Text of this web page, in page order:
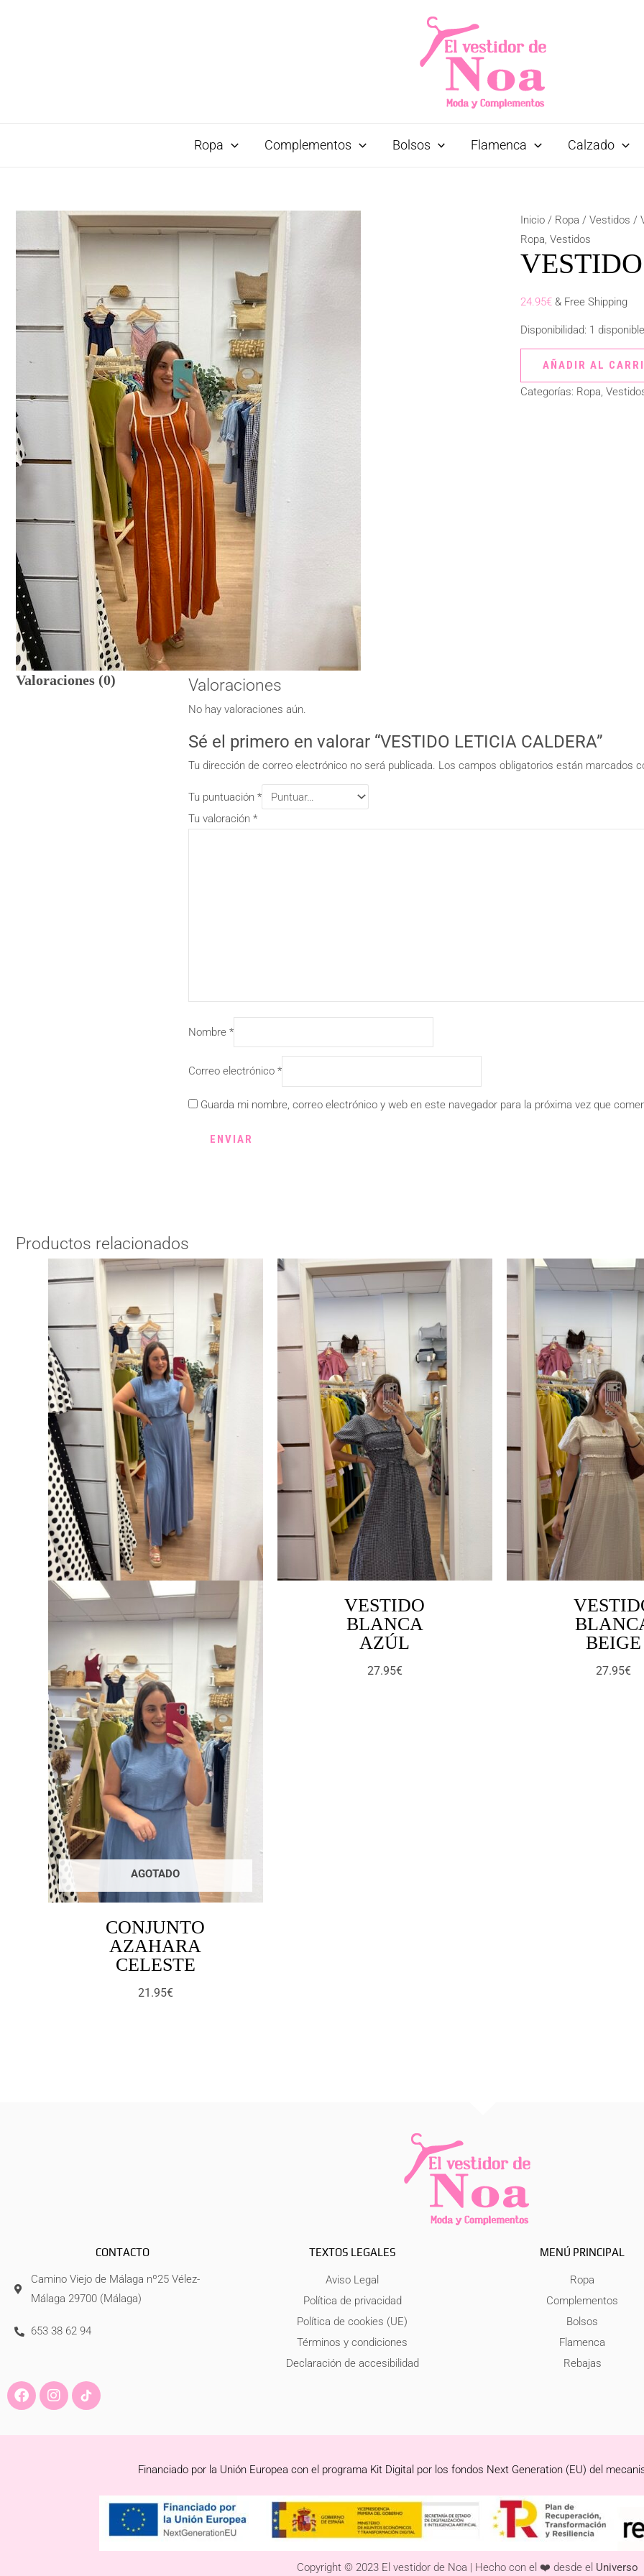
Ropa Complementos Bolsos Flamenca Calzado
Inicio / Ropa / Vestidos /
Ropa, Vestidos
24.95€ & Free Shipping
Disponibilidad: 1
VESTIDO
LETICIA
CALDERA
cantidad
AÑADIR AL
Categorías: Ropa,
Valoraciones (0) Valoraciones
No hay valoraciones aún.
Sé el primero en valorar “VESTIDO LETICIA CALDERA”
Tu dirección de correo electrónico no será publicada. Los campos obligatorios están marcados
Tu puntuación *
Tu valoración *
Nombre *
Correo electrónico *
Guarda mi nombre, correo electrónico y web en este navegador para la próxima vez que
Productos relacionados
AGOTADO
CONJUNTO
AZAHARA
CELESTE
21.95€
VESTIDO
BLANCA
AZÚL
27.95€
BEIGE
27.95€
CONTACTO
Camino Viejo de Málaga nº25 Vélez-
Málaga 29700 (Málaga)
653 38 62 94
TEXTOS LEGALES
Aviso Legal
Política de privacidad
Política de cookies (UE)
Términos y condiciones
Declaración de accesibilidad
MENÚ PRINCIPAL
Ropa
Complementos
Bolsos
Flamenca
Rebajas
F
a
e
I
n
t
Financiado por la Unión Europea con el programa Kit Digital por los fondos Next Generation (EU) del
Copyright © 2023 El vestidor de Noa | Hecho con el ❤️ desde el Universo